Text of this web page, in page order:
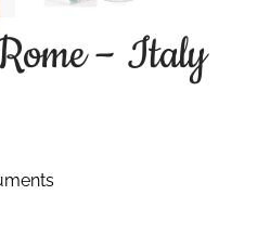
– Italy